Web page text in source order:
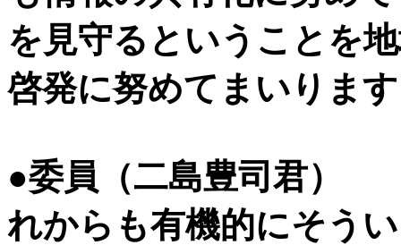
を見守るということを
啓発に努めてまいりま
●委員（二島豊司君）
れからも有機的にそう